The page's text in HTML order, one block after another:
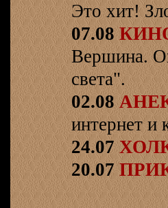
Это хит!
07.08
Вершина.
света".
02.08
интернет и
24.07
20.07